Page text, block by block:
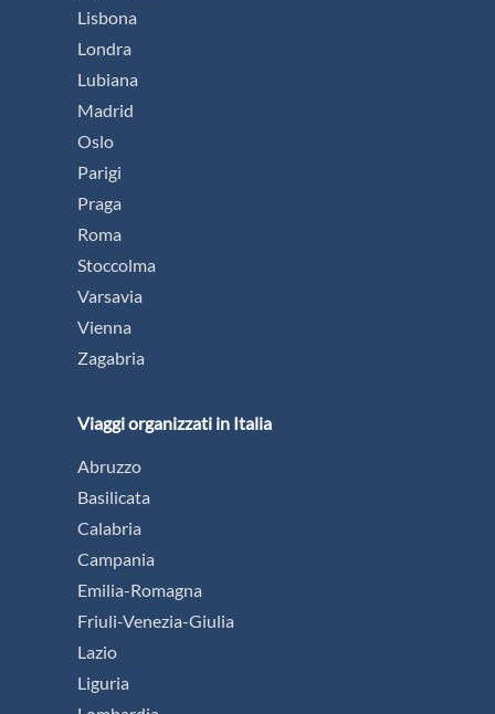
Lisbona
Londra
Lubiana
Madrid
Oslo
Parigi
Praga
Roma
Stoccolma
Varsavia
Vienna
Zagabria
Viaggi organizzati in Italia
Abruzzo
Basilicata
Calabria
Campania
Emilia-Romagna
Friuli-Venezia-Giulia
Lazio
Liguria